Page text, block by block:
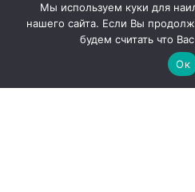
Мы используем куки для
нашего сайта. Если Вы
будем считать что
Ок